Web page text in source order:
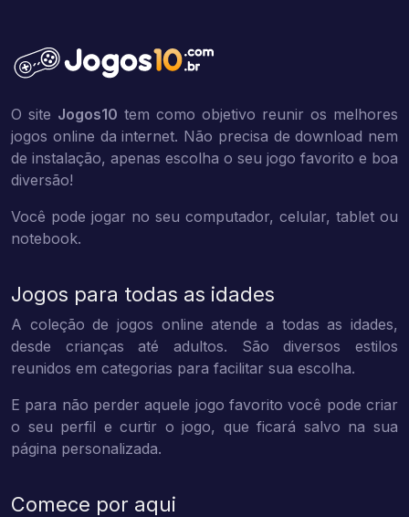
O site Jogos10 tem como objetivo reunir os melhores
jogos online da internet. Não precisa de download nem
de instalação, apenas escolha o seu jogo favorito e boa
diversão!
Você pode jogar no seu computador, celular, tablet ou
notebook.
Jogos para todas as idades
A coleção de jogos online atende a todas as idades,
desde crianças até adultos. São diversos estilos
reunidos em categorias para facilitar sua escolha.
E para não perder aquele jogo favorito você pode criar
o seu perfil e curtir o jogo, que ficará salvo na sua
página personalizada.
Comece por aqui